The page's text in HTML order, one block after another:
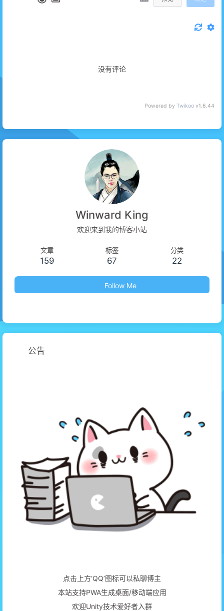
没有评论
Powered by Twikoo v1.6.44
Winward King
欢迎来到我的博客小站
文章
159
标签
67
分类
22
Follow Me
公告
点击上方‘QQ’图标可以私聊博主
本站支持PWA生成桌面/移动端应用
欢迎Unity技术爱好者入群